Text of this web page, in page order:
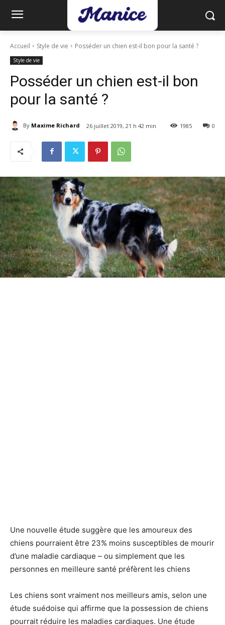
Accueil Style de vie Posséder un chien est-il bon pour la santé ?
Style de vie
Posséder un chien est-il bon
pour la santé ?
By Maxime Richard 26 juillet 2019, 21 h 42 min 0
1985
Une nouvelle étude suggère que les amoureux des
chiens pourraient être 23% moins susceptibles de mourir
d’une maladie cardiaque – ou simplement que les
personnes en meilleure santé préfèrent les chiens
Les chiens sont vraiment nos meilleurs amis, selon une
étude suédoise qui affirme que la possession de chiens
pourrait réduire les maladies cardiaques. Une étude